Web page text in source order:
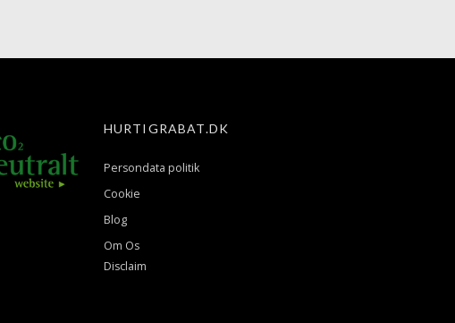
HURTIGRABAT.DK
Persondata politik
Cookie
Blog
Om Os
Disclaim